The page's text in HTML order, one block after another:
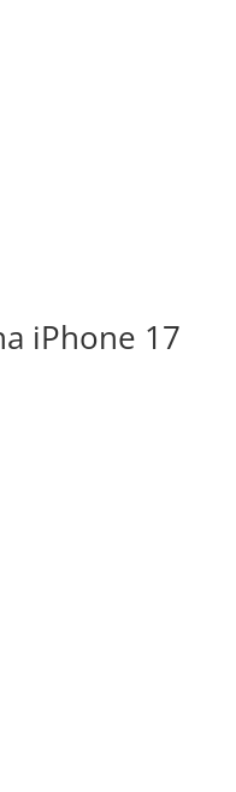
iPhone 17